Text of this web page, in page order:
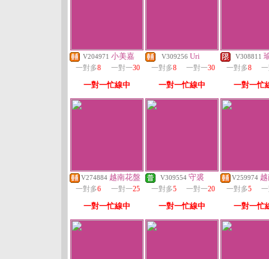
V204971 小美嘉
一對多8 一對一30
一對一忙線中
V309256 Uri
一對多8 一對一30
一對一忙線中
V308811
一對多8
一對一忙
V274884 越南花盤
一對多6 一對一25
一對一忙線中
V309554 守裘
一對多5 一對一20
一對一忙線中
V259974
一對多5
一對一忙